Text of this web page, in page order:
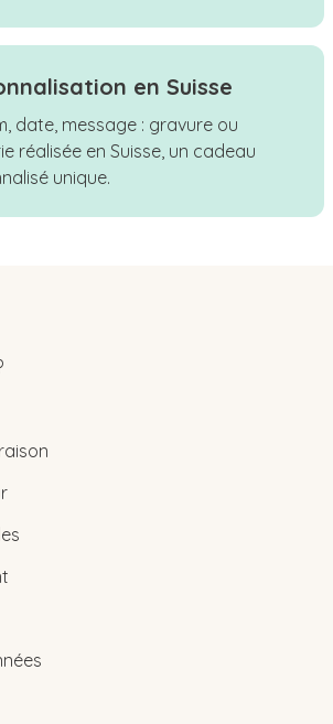
en Suisse
date, message : gravure ou
réalisée en Suisse, un cadeau
unique.